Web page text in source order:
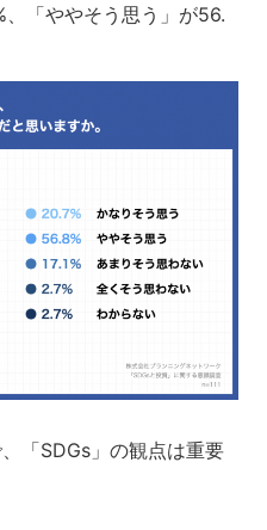
、「ややそう思う」が56.
「SDGs」の観点は重要